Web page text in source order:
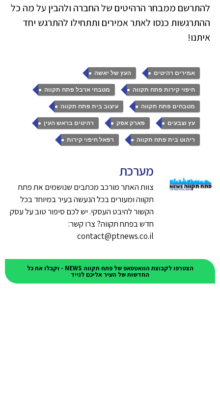
להתרשם ממבחר הרהיטים של החברה ולהבין על מה כל
ההתרגשות כנסו לאתר אמירים ותתחילו להתרגש יחד
איתנו!
אמירים רהיטים , העץ של יאשה ,
חיפוי קירות פתח תקווה , מטבחי ארבל פתח תקווה ,
מטבחים פתח תקווה , עיצוב בית פתח תקווה ,
עץ וצבעים , פארק אפק , רהיטים בראש העין ,
ריהוט בית פתח תקווה , רפאל חיפוי קירות
מערכת
צוות האתר מורכב מכתבים שנושמים את פתח
תקווה ומעורים בכל הנעשה בעיר במיוחד בכל
הקשור להיבט העסקי. יש לכם סיפור טוב על עסק
חדש בפתח תקווה? צרו קשר:
contact@ptnews.co.il
הצטרפו לקבוצת הוואטסאפ של פתח תקווה NEWS - וקבלו את כל
החדשות של העיר אליכם לנייד